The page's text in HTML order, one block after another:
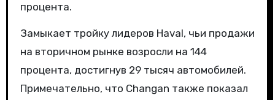
процента.
Замыкает тройку лидеров Haval, чьи продажи
на вторичном рынке возросли на 144
процента, достигнув 29 тысяч автомобилей.
Примечательно, что Changan также показал